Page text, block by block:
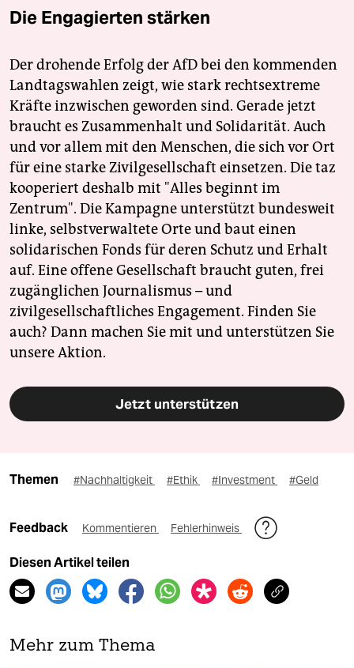
Die Engagierten stärken
Der drohende Erfolg der AfD bei den kommenden
Landtagswahlen zeigt, wie stark rechtsextreme
Kräfte inzwischen geworden sind. Gerade jetzt
braucht es Zusammenhalt und Solidarität. Auch
und vor allem mit den Menschen, die sich vor Ort
für eine starke Zivilgesellschaft einsetzen. Die taz
kooperiert deshalb mit "Alles beginnt im
Zentrum". Die Kampagne unterstützt bundesweit
linke, selbstverwaltete Orte und baut einen
solidarischen Fonds für deren Schutz und Erhalt
auf. Eine offene Gesellschaft braucht guten, frei
zugänglichen Journalismus – und
zivilgesellschaftliches Engagement. Finden Sie
auch? Dann machen Sie mit und unterstützen Sie
unsere Aktion.
Jetzt unterstützen
Themen #Nachhaltigkeit #Ethik #Investment #Geld
Feedback Kommentieren Fehlerhinweis
Diesen Artikel teilen
Mehr zum Thema